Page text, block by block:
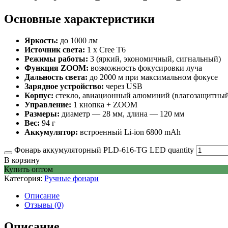
Основные характеристики
Яркость: до 1000 лм
Источник света: 1 х Cree T6
Режимы работы: 3 (яркий, экономичный, сигнальный)
Функция ZOOM: возможность фокусировки луча
Дальность света: до 2000 м при максимальном фокусе
Зарядное устройство: через USB
Корпус: стекло, авиационный алюминий
Управление: 1 кнопка + ZOOM
Размеры: диаметр — 28 мм, длина — 120 мм
Вес: 94 г
Аккумулятор: встроенный Li-ion 6800 mAh
Фонарь аккумуляторный PLD-616-TG LED quantity
В корзину
Купить оптом
Категория: Ручные фонари
Описание
Отзывы (0)